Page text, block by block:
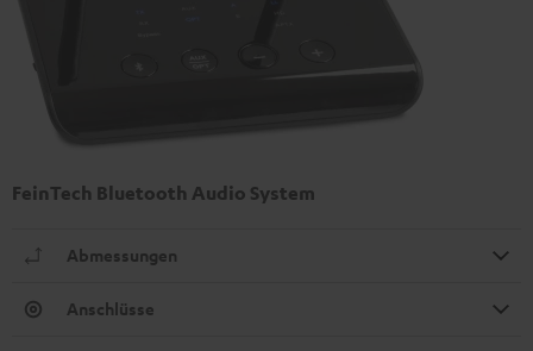
FeinTech Bluetooth Audio System
Abmessungen
Anschlüsse